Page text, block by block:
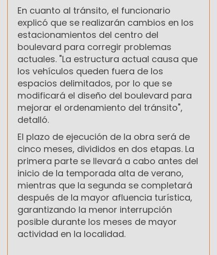
En cuanto al tránsito, el funcionario
explicó que se realizarán cambios en los
estacionamientos del centro del
boulevard para corregir problemas
actuales. "La estructura actual causa que
los vehículos queden fuera de los
espacios delimitados, por lo que se
modificará el diseño del boulevard para
mejorar el ordenamiento del tránsito",
detalló.
El plazo de ejecución de la obra será de
cinco meses, divididos en dos etapas. La
primera parte se llevará a cabo antes del
inicio de la temporada alta de verano,
mientras que la segunda se completará
después de la mayor afluencia turística,
garantizando la menor interrupción
posible durante los meses de mayor
actividad en la localidad.